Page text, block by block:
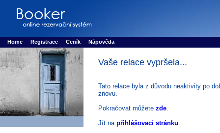
Rezervujse - Port�l pro online rezervace sportu
Home Registrace Ceník Nápověda
Vaše relace vypršela...
Tato relace byla z důvodu neaktivity po
znovu.
Pokračovat můžete zde.
Jít na přihlášovací stránku.